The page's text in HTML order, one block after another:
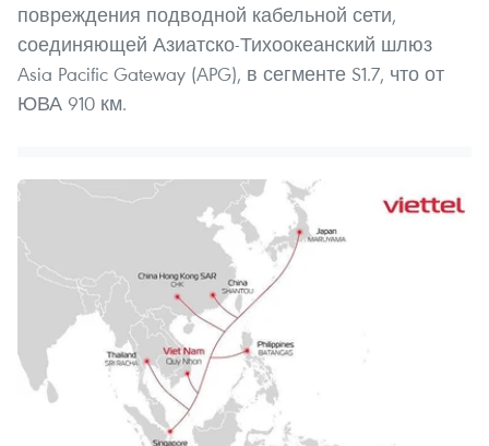
повреждения подводной кабельной сети,
соединяющей Азиатско-Тихоокеанский шлюз
Asia Pacific Gateway (APG), в сегменте S1.7, что от
ЮВА 910 км.